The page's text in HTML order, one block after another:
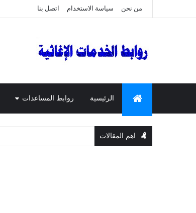
من نحن سياسة الاستخدام اتصل بنا
الرئيسية روابط المساعدات
اهم المقالات